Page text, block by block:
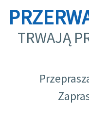
TRWAJĄ